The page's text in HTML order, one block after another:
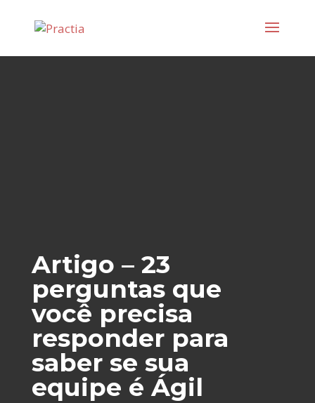
Artigo – 23
perguntas que
você precisa
responder para
saber se sua
equipe é Ágil